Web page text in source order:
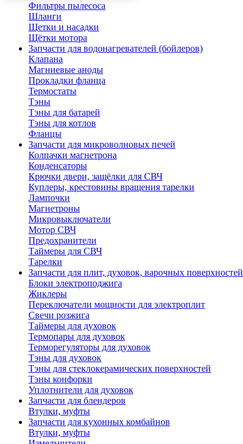
Фильтры пылесоса
Шланги
Щетки и насадки
Щётки мотора
Запчасти для водонагревателей (бойлеров)
Клапана
Магниевые аноды
Прокладки фланца
Термостаты
Тэны
Тэны для батарей
Тэны для котлов
Фланцы
Запчасти для микроволновых печей
Колпачки магнетрона
Конденсаторы
Крючки двери, защёлки для СВЧ
Куплеры, крестовины вращения тарелки
Лампочки
Магнетроны
Микровыключатели
Мотор СВЧ
Предохранители
Таймеры для СВЧ
Тарелки
Запчасти для плит, духовок, варочных поверхностей
Блоки электроподжига
Жиклеры
Переключатели мощности для электроплит
Свечи розжига
Таймеры для духовок
Термопары для духовок
Терморегуляторы для духовок
Тэны для духовок
Тэны для стеклокерамических поверхностей
Тэны конфорки
Уплотнители для духовок
Запчасти для блендеров
Втулки, муфты
Запчасти для кухонных комбайнов
Втулки, муфты